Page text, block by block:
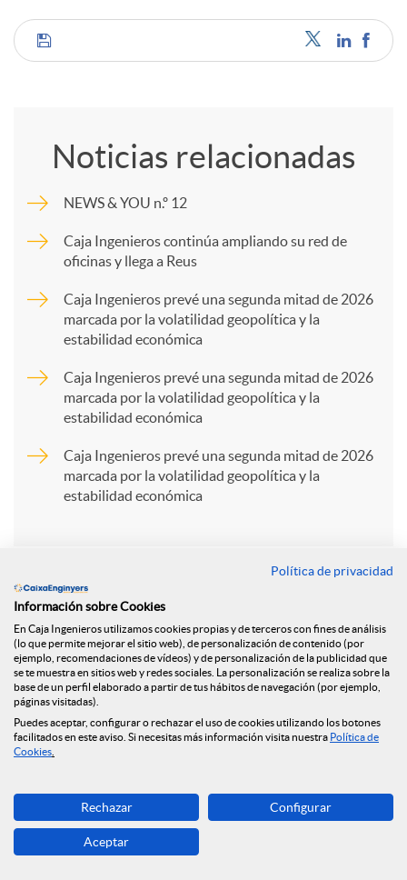
C
p
a
e
n
R
e
d
Noticias relacionadas
NEWS & YOU n.º 12
Caja Ingenieros continúa ampliando su red de
oficinas y llega a Reus
Caja Ingenieros prevé una segunda mitad de 2026
marcada por la volatilidad geopolítica y la
estabilidad económica
Caja Ingenieros prevé una segunda mitad de 2026
marcada por la volatilidad geopolítica y la
estabilidad económica
Caja Ingenieros prevé una segunda mitad de 2026
marcada por la volatilidad geopolítica y la
estabilidad económica
Volver
Los fondos de Caja de
Ingenieros se llenan
de estrellas y
Política de privacidad
Información sobre Cookies
En Caja Ingenieros utilizamos cookies propias y de terceros con fines de análisis
(lo que permite mejorar el sitio web), de personalización de contenido (por
ejemplo, recomendaciones de vídeos) y de personalización de la publicidad que
se te muestra en sitios web y redes sociales. La personalización se realiza sobre la
base de un perfil elaborado a partir de tus hábitos de navegación (por ejemplo,
páginas visitadas).
Puedes aceptar, configurar o rechazar el uso de cookies utilizando los botones
facilitados en este aviso. Si necesitas más información visita nuestra Política de
Cookies
Rechazar Configurar
Aceptar